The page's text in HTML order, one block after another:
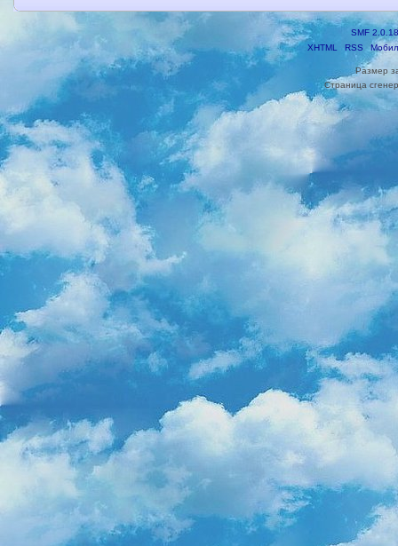
SMF 2.0.18
XHTML
RSS
Размер
Страница